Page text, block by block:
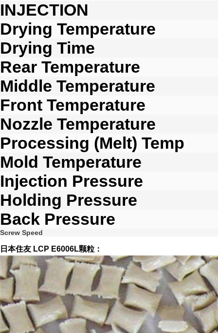
INJECTION
Drying Temperature
Drying Time
Rear Temperature
Middle Temperature
Front Temperature
Nozzle Temperature
Processing (Melt) Temp
Mold Temperature
Injection Pressure
Holding Pressure
Back Pressure
Screw Speed
日本住友 LCP E6006L颗粒：